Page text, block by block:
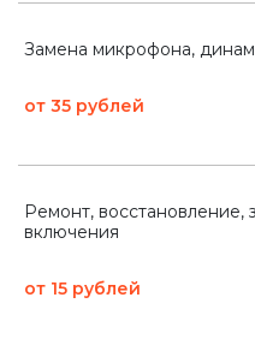
Замена микрофона,
от 35 рублей
Ремонт, восстановление,
включения
от 15 рублей